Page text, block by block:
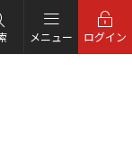
メニュー ログイン